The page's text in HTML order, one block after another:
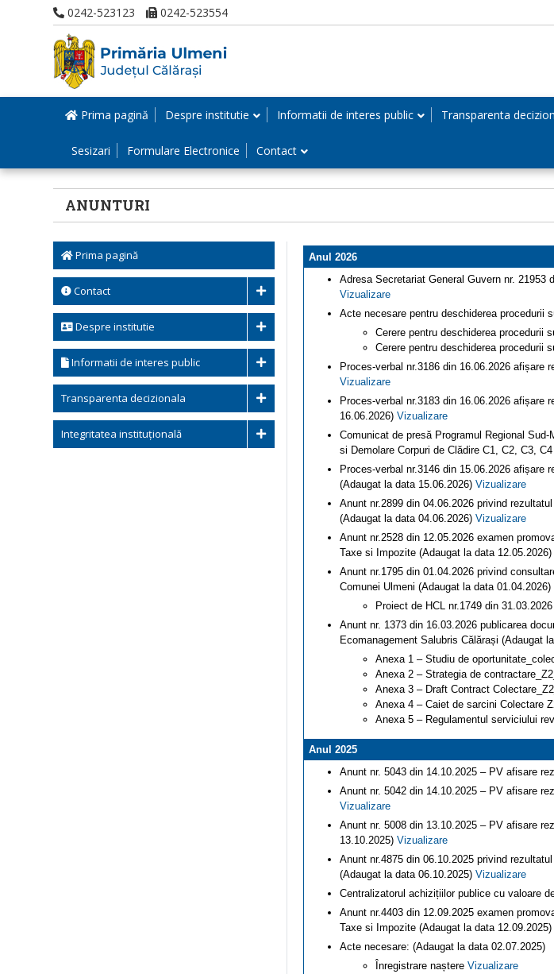
0242-523123 0242-523554
Prima pagină Despre institutie Informatii de interes public Transparenta
Sesizari Formulare Electronice Contact
ANUNTURI
Prima pagină
Contact
Despre institutie
Informatii de interes public
Transparenta decizionala
Integritatea instituțională
Anul 2026
Adresa Secretariat General Guvern nr. 21953
Vizualizare
Acte necesare pentru deschiderea procedurii
Cerere pentru deschiderea procedurii
Cerere pentru deschiderea procedurii
Proces-verbal nr.3186 din 16.06.2026 afișare
Vizualizare
Proces-verbal nr.3183 din 16.06.2026 afișare
16.06.2026) Vizualizare
Comunicat de presă Programul Regional
si Demolare Corpuri de Clădire C1, C2, C3,
Proces-verbal nr.3146 din 15.06.2026 afișare
(Adaugat la data 15.06.2026) Vizualizare
Anunt nr.2899 din 04.06.2026 privind
(Adaugat la data 04.06.2026) Vizualizare
Anunt nr.2528 din 12.05.2026 examen
Taxe si Impozite (Adaugat la data 12.05.2026)
Anunt nr.1795 din 01.04.2026 privind
Comunei Ulmeni (Adaugat la data 01.04.2026)
Proiect de HCL nr.1749 din
Anunt nr. 1373 din 16.03.2026 publicarea
Ecomanagement Salubris Călărași (Adaugat
Anexa 1 – Studiu de
Anexa 2 – Strategia de
Anexa 3 – Draft Contract
Anexa 4 – Caiet de sarcini Colectare
Anexa 5 – Regulamentul serviciului
Anul 2025
Anunt nr. 5043 din 14.10.2025 – PV afisare
Anunt nr. 5042 din 14.10.2025 – PV afisare
Vizualizare
Anunt nr. 5008 din 13.10.2025 – PV afisare
13.10.2025) Vizualizare
Anunt nr.4875 din 06.10.2025 privind
(Adaugat la data 06.10.2025) Vizualizare
Centralizatorul achizițiilor publice cu valoare
Anunt nr.4403 din 12.09.2025 examen
Taxe si Impozite (Adaugat la data 12.09.2025)
Acte necesare: (Adaugat la data 02.07.2025)
Înregistrare naștere Vizualizare